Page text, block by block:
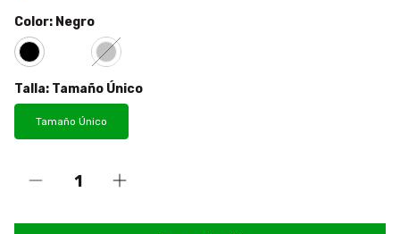
Color: Negro
Talla: Tamaño Único
Tamaño Único